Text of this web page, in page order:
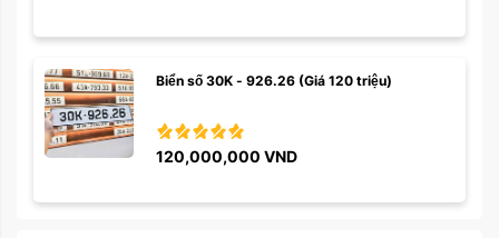
Biển số 30K - 926.26 (Giá 120 triệu)
120,000,000 VND